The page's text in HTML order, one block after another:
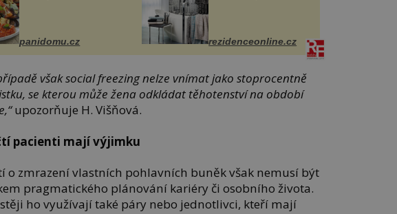
panidomu.cz rezidenceonline.cz
však social freezing nelze vnímat jako stoprocentně
se kterou může žena odkládat těhotenství na období
upozorňuje H. Višňová.
pacienti mají výjimku
o zmrazení vlastních pohlavních buněk však nemusí být
pragmatického plánování kariéry či osobního života.
ho využívají také páry nebo jednotlivci, kteří mají